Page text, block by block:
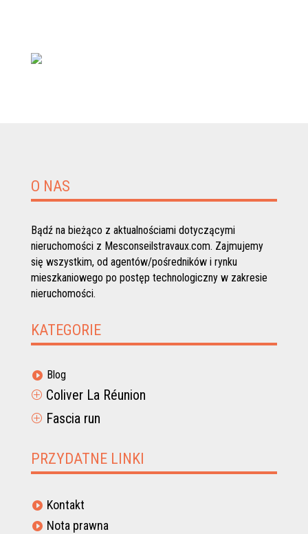
O NAS
Bądź na bieżąco z aktualnościami dotyczącymi
nieruchomości z Mesconseilstravaux.com. Zajmujemy
się wszystkim, od agentów/pośredników i rynku
mieszkaniowego po postęp technologiczny w zakresie
nieruchomości.
KATEGORIE
 Blog
P Coliver La Réunion
P Fascia run
PRZYDATNE LINKI
 Kontakt
 Nota prawna